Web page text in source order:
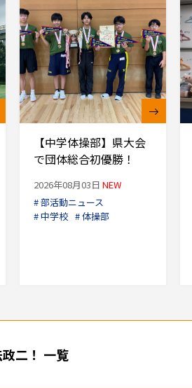
【中学体操部】県大会
で団体総合初優勝！
2026年08月03日 NEW
# 部活動ニュース
# 中学校 # 体操部
二！ 一覧